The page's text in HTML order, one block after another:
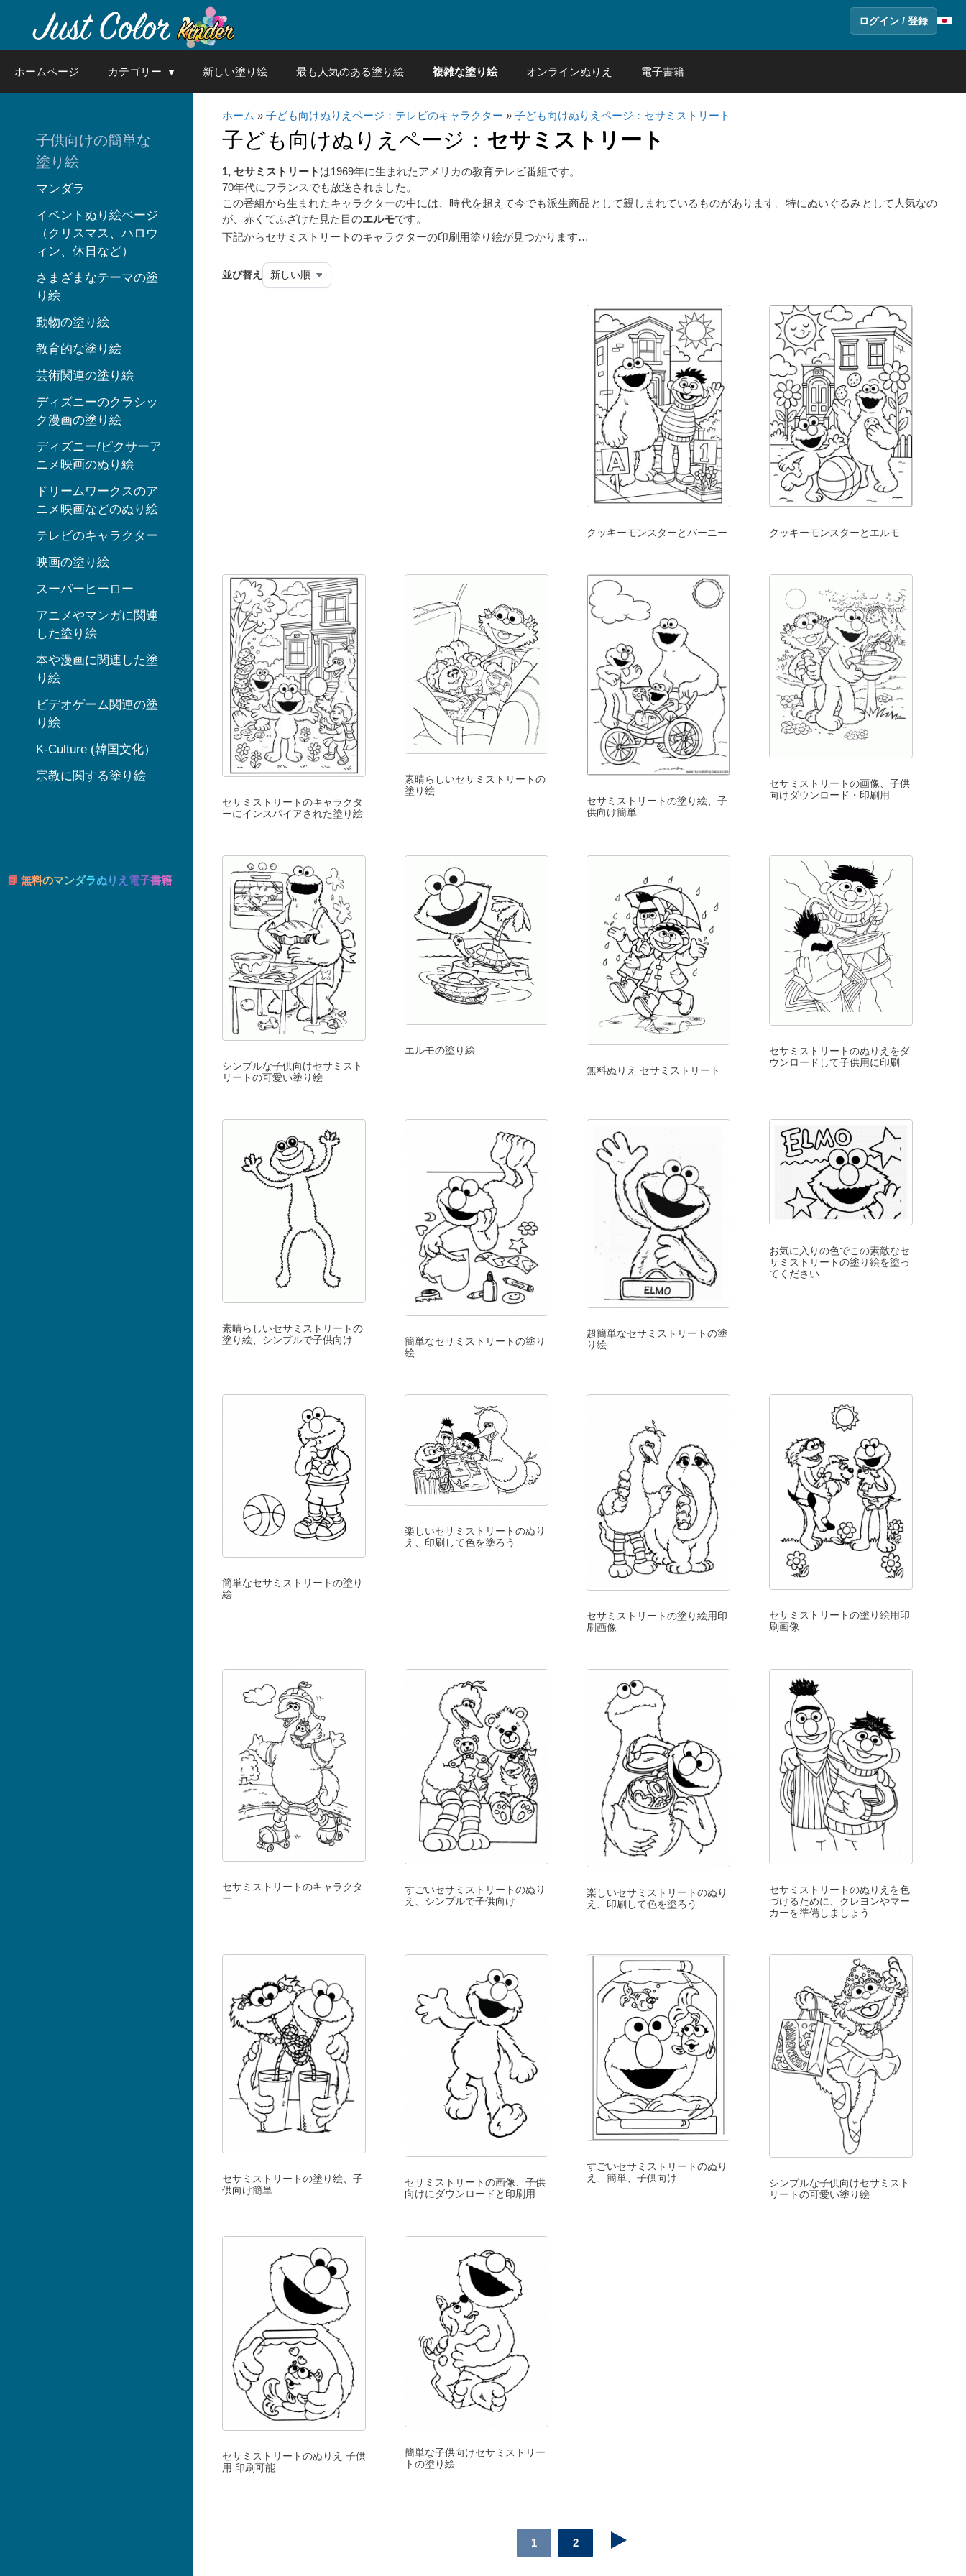
content
ログイン / 登録
ホームページ カテゴリー 新しい塗り絵 最も人気のある塗り絵 複雑な塗り絵 オンラインぬりえ 電子書籍
ホーム » 子ども向けぬりえページ：テレビのキャラクター » 子ども向けぬりえページ：セサミストリート
子ども向けぬりえページ： セサミストリート
1, セサミストリート は1969年に生まれたアメリカの教育テレビ番組です。
70年代にフランスでも放送されました。
この番組から生まれたキャラクターの中には、時代を超えて今でも派生商品として親しまれているものがあります。特にぬいぐるみとして人気なの
が、赤くてふざけた見た目のエルモです。
下記からセサミストリートのキャラクターの印刷用塗り絵が見つかります…
並び替え
クッキーモンスターとバーニー クッキーモンスターとエルモ
セサミストリートのキャラクタ
ーにインスパイアされた塗り絵
素晴らしいセサミストリートの
塗り絵
セサミストリートの塗り絵、子
供向け簡単
セサミストリートの画像、子供
向けダウンロード・印刷用
シンプルな子供向けセサミスト
リートの可愛い塗り絵
エルモの塗り絵
無料ぬりえ セサミストリート
セサミストリートのぬりえをダ
ウンロードして子供用に印刷
素晴らしいセサミストリートの
塗り絵、シンプルで子供向け
簡単なセサミストリートの塗り
絵
超簡単なセサミストリートの塗
り絵
お気に入りの色でこの素敵なセ
サミストリートの塗り絵を塗っ
てください
簡単なセサミストリートの塗り
絵
楽しいセサミストリートのぬり
え、印刷して色を塗ろう
セサミストリートの塗り絵用印
刷画像
セサミストリートの塗り絵用印
刷画像
セサミストリートのキャラクタ
ー
すごいセサミストリートのぬり
え、シンプルで子供向け
楽しいセサミストリートのぬり
え、印刷して色を塗ろう
セサミストリートのぬりえを色
づけるために、クレヨンやマー
カーを準備しましょう
セサミストリートの塗り絵、子
供向け簡単
セサミストリートの画像、子供
向けにダウンロードと印刷用
すごいセサミストリートのぬり
え、簡単、子供向け
シンプルな子供向けセサミスト
リートの可愛い塗り絵
セサミストリートのぬりえ 子供
用 印刷可能
簡単な子供向けセサミストリー
トの塗り絵
1 2
子供向けの簡単な
塗り絵
マンダラ
イベントぬり絵ページ
（クリスマス、ハロウ
ィン、休日など）
さまざまなテーマの塗
り絵
動物の塗り絵
教育的な塗り絵
芸術関連の塗り絵
ディズニーのクラシッ
ク漫画の塗り絵
ディズニー/ピクサーア
ニメ映画のぬり絵
ドリームワークスのア
ニメ映画などのぬり絵
テレビのキャラクター
映画の塗り絵
スーパーヒーロー
アニメやマンガに関連
した塗り絵
本や漫画に関連した塗
り絵
ビデオゲーム関連の塗
り絵
K-Culture (韓国文化）
宗教に関する塗り絵
📘 無料のマンダラぬりえ電子書籍